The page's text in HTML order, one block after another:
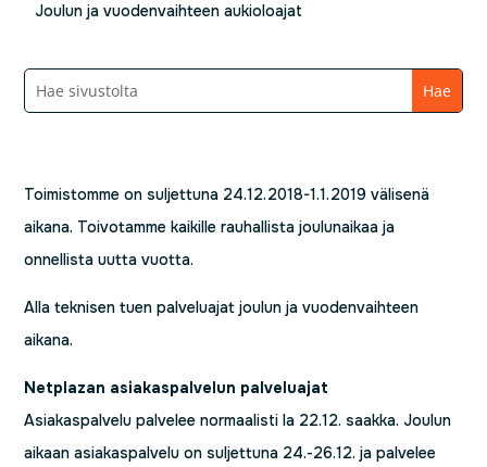
Joulun ja vuodenvaihteen aukioloajat
Toimistomme on suljettuna 24.12.2018-1.1.2019 välisenä
aikana. Toivotamme kaikille rauhallista joulunaikaa ja
onnellista uutta vuotta.
Alla teknisen tuen palveluajat joulun ja vuodenvaihteen
aikana.
Netplazan asiakaspalvelun palveluajat
Asiakaspalvelu palvelee normaalisti la 22.12. saakka. Joulun
aikaan asiakaspalvelu on suljettuna 24.-26.12. ja palvelee